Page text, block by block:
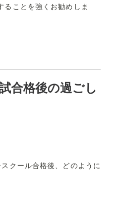
ることを強くお勧めしま
合格後の過ごし
クール合格後、どのように